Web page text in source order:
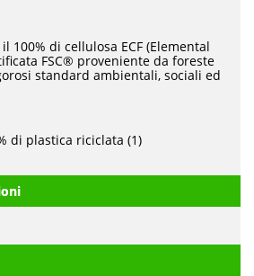
100% di cellulosa ECF (Elemental
FSC® proveniente da foreste
standard ambientali, sociali ed
di plastica riciclata (1)